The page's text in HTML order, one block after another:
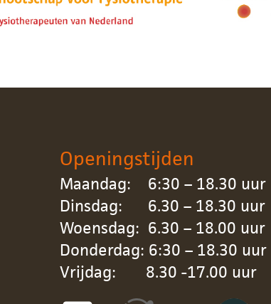
Openingstijden
Maandag: 6:30 – 18.30 uur
Dinsdag: 6.30 – 18.30 uur
Woensdag: 6.30 – 18.00 uur
Donderdag: 6:30 – 18.30 uur
Vrijdag: 8.30 -17.00 uur